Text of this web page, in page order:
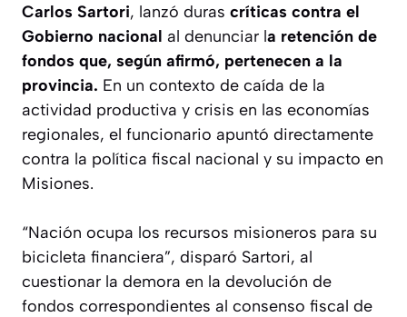
Carlos Sartori, lanzó duras críticas contra el
Gobierno nacional al denunciar la retención de
fondos que, según afirmó, pertenecen a la
provincia. En un contexto de caída de la
actividad productiva y crisis en las economías
regionales, el funcionario apuntó directamente
contra la política fiscal nacional y su impacto en
Misiones.
“Nación ocupa los recursos misioneros para su
bicicleta financiera”, disparó Sartori, al
cuestionar la demora en la devolución de
fondos correspondientes al consenso fiscal de